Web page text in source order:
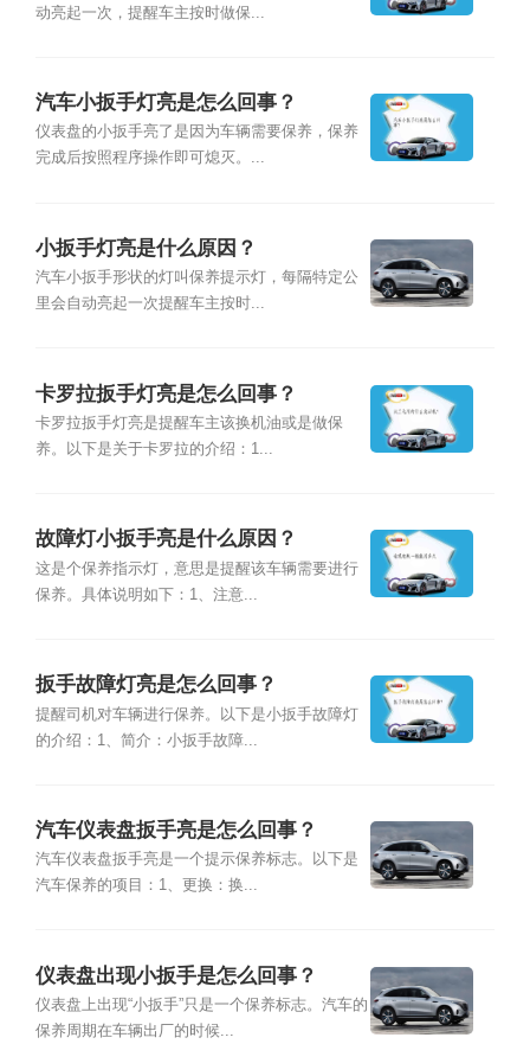
动亮起一次，提醒车主按时做保...
汽车小扳手灯亮是怎么回事？
仪表盘的小扳手亮了是因为车辆需要保养，保养
完成后按照程序操作即可熄灭。...
小扳手灯亮是什么原因？
汽车小扳手形状的灯叫保养提示灯，每隔特定公
里会自动亮起一次提醒车主按时...
卡罗拉扳手灯亮是怎么回事？
卡罗拉扳手灯亮是提醒车主该换机油或是做保
养。以下是关于卡罗拉的介绍：1...
故障灯小扳手亮是什么原因？
这是个保养指示灯，意思是提醒该车辆需要进行
保养。具体说明如下：1、注意...
扳手故障灯亮是怎么回事？
提醒司机对车辆进行保养。以下是小扳手故障灯
的介绍：1、简介：小扳手故障...
汽车仪表盘扳手亮是怎么回事？
汽车仪表盘扳手亮是一个提示保养标志。以下是
汽车保养的项目：1、更换：换...
仪表盘出现小扳手是怎么回事？
仪表盘上出现“小扳手”只是一个保养标志。汽车的
保养周期在车辆出厂的时候...